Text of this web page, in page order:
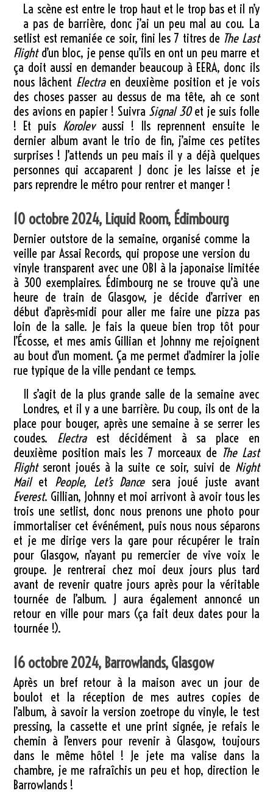
La scène est entre le trop haut et le trop bas et il n’y
a pas de barrière, donc j’ai un peu mal au cou. La
setlist est remaniée ce soir, fini les 7 titres de The Last
Flightd’un bloc, je pense qu’ils en ont un peu marre et
ça doit aussi en demander beaucoup à EERA, donc ils
nous lâchent Electraen deuxième position et je vois
des choses passer au dessus de ma tête, ah ce sont
des avions en papier ! Suivra Signal 30et je suis folle
! Et puis Korolevaussi ! Ils reprennent ensuite le
dernier album avant le trio de fin, j’aime ces petites
surprises ! J’attends un peu mais il y a déjà quelques
personnes qui accaparent J donc je les laisse et je
pars reprendre le métro pour rentrer et manger !
10 octobre 2024, Liquid Room, Édimbourg
Dernier outstore de la semaine, organisé comme la
veille par Assai Records, qui propose une version du
vinyle transparent avec une OBI à la japonaise limitée
à 300 exemplaires. Édimbourg ne se trouve qu’à une
heure de train de Glasgow, je décide d’arriver en
début d’après-midi pour aller me faire une pizza pas
loin de la salle. Je fais la queue bien trop tôt pour
l’Écosse, et mes amis Gillian et Johnny me rejoignent
au bout d’un moment. Ça me permet d’admirer la jolie
rue typique de la ville pendant ce temps.
Il s’agit de la plus grande salle de la semaine avec
Londres, et il y a une barrière. Du coup, ils ont de la
place pour bouger, après une semaine à se serrer les
coudes. Electraest décidément à sa place en
deuxième position mais les 7 morceaux de The Last
Flightseront joués à la suite ce soir, suivi de Night
Mailet People, Let’s Dancesera joué juste avant
Everest. Gillian, Johnny et moi arrivont à avoir tous les
trois une setlist, donc nous prenons une photo pour
immortaliser cet événément, puis nous nous séparons
et je me dirige vers la gare pour récupérer le train
pour Glasgow, n’ayant pu remercier de vive voix le
groupe. Je rentrerai chez moi deux jours plus tard
avant de revenir quatre jours après pour la véritable
tournée de l’album. J aura également annoncé un
retour en ville pour mars (ça fait deux dates pour la
tournée !).
16 octobre 2024, Barrowlands, Glasgow
Après un bref retour à la maison avec un jour de
boulot et la réception de mes autres copies de
l’album, à savoir la version zoetrope du vinyle, le test
pressing, la cassette et une print signée, je refais le
chemin à l’envers pour revenir à Glasgow, toujours
dans le même hôtel ! Je jete ma valise dans la
chambre, je me rafraîchis un peu et hop, direction le
Barrowlands !